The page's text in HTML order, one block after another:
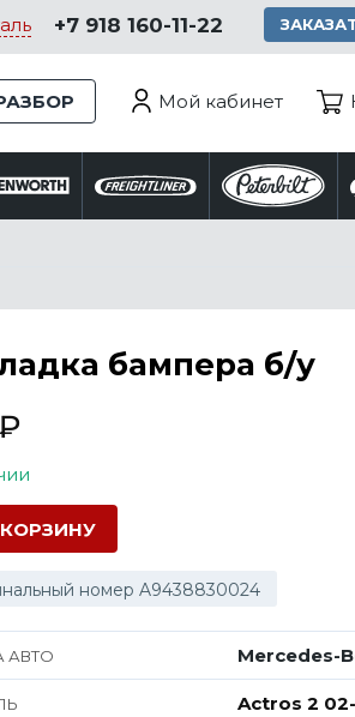
+7 918 160-11-22
Мой кабинет
бампера б/у
номер A9438830024
АВТО Mercedes-
Actros 2